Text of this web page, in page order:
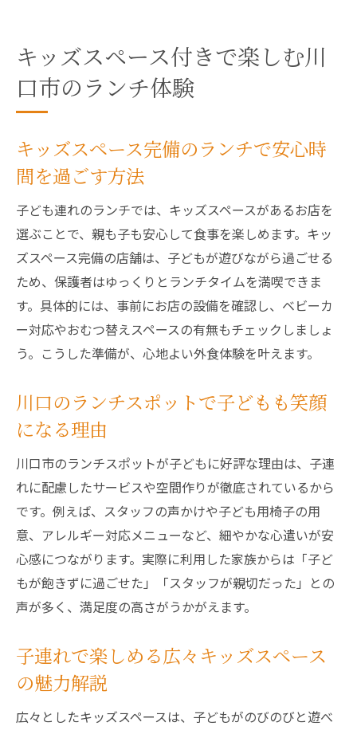
力解説
子どもの遊び場が充実したランチ選びの秘
訣
口コミで人気の子連れランチ体験談をチェ
ック
子ども連れに優しい川口の個室ランチ事情
個室ランチで子ども連れもゆったり過ごせ
る秘訣
川口で見つかる子ども連れ向け個室ランチ
の選び方
プライベート空間で楽しむ家族のランチ時
間
子連れにおすすめの個室ランチスポットと
は
予約で安心！個室ランチの上手な利用ポイ
ント
座敷や個室完備の川口市ランチで安心時間を
座敷付きランチで赤ちゃん連れも落ち着け
る理由
川口市の座敷・個室ランチなら家族も大満
足
お座敷ランチでくつろげる子ども連れの工
夫
座敷・個室完備のランチ選びポイント解説
キッズスペース付きで楽しむ川
口市のランチ体験
キッズスペース完備のランチで安心時
間を過ごす方法
子ども連れのランチでは、キッズスペースがあるお店を
選ぶことで、親も子も安心して食事を楽しめます。キッ
ズスペース完備の店舗は、子どもが遊びながら過ごせる
ため、保護者はゆっくりとランチタイムを満喫できま
す。具体的には、事前にお店の設備を確認し、ベビーカ
ー対応やおむつ替えスペースの有無もチェックしましょ
う。こうした準備が、心地よい外食体験を叶えます。
川口のランチスポットで子どもも笑顔
になる理由
川口市のランチスポットが子どもに好評な理由は、子連
れに配慮したサービスや空間作りが徹底されているから
です。例えば、スタッフの声かけや子ども用椅子の用
意、アレルギー対応メニューなど、細やかな心遣いが安
心感につながります。実際に利用した家族からは「子ど
もが飽きずに過ごせた」「スタッフが親切だった」との
声が多く、満足度の高さがうかがえます。
子連れで楽しめる広々キッズスペース
の魅力解説
広々としたキッズスペースは、子どもがのびのびと遊べ